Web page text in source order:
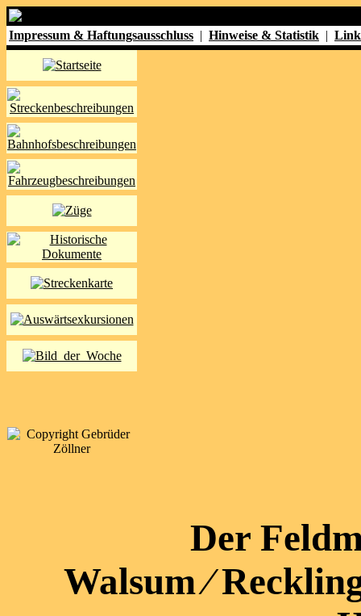
Impressum & Haftungsausschluss | Hinweise & Statistik |
Der
Walsum ⁄